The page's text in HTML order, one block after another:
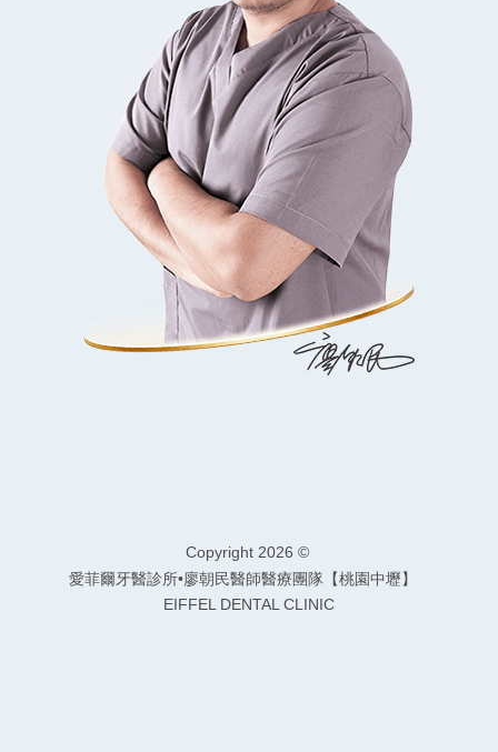
Copyright
愛菲爾牙醫診所•廖朝民醫師醫療團隊【桃園中壢】